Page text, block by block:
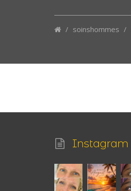
/ soinshommes /
Instagram